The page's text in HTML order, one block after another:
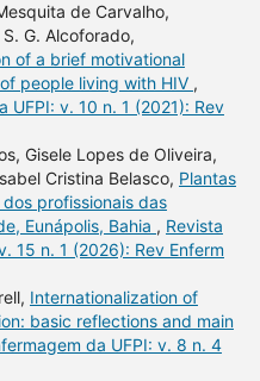
de Carvalho,
G. Alcoforado,
of a brief motivational
people living with HIV ,
UFPI: v. 10 n. 1 (2021): Rev
Gisele Lopes de Oliveira,
Cristina Belasco, Plantas
profissionais das
Eunápolis, Bahia , Revista
15 n. 1 (2026): Rev Enferm
Internationalization of
basic reflections and main
da UFPI: v. 8 n. 4